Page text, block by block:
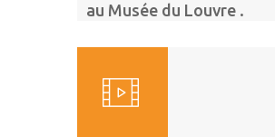
au Musée du Louvre .